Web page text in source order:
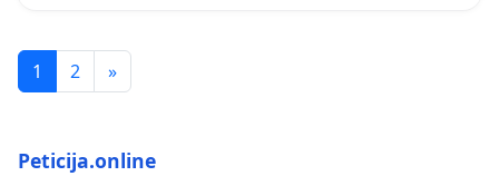
1 2 »
Peticija.online